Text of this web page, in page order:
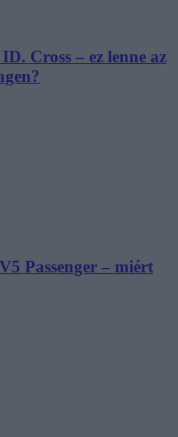
Cross – ez lenne az
Passenger – miért